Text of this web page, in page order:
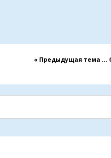
« Предыдущая тема ...